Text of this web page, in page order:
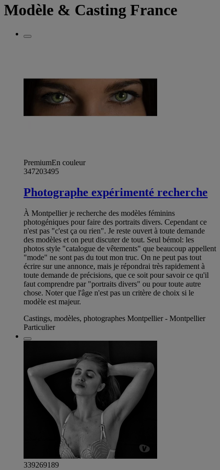
Modèle & Casting France
PremiumEn couleur
347203495
Photographe expérimenté recherche
À Montpellier je recherche des modèles féminins
photogéniques pour faire des portraits divers. Cependant ce
n'est pas "c'est ça ou rien". Je reste ouvert à toute demande
des modèles et on peut discuter de tout. Seul bémol: les
photos style "catalogue de vêtements" que beaucoup appellent
"mode" ne sont pas du tout mon truc. On ne peut pas tout
écrire sur une annonce, mais je répondrai très rapidement à
toute demande de précisions, que ce soit pour savoir ce qu'il
faut comprendre par "portraits divers" ou pour toute autre
chose. Noter que l'âge n'est pas un critère de choix si le
modèle est majeur.
Castings, modèles, photographes Montpellier - Montpellier
Particulier
339269189